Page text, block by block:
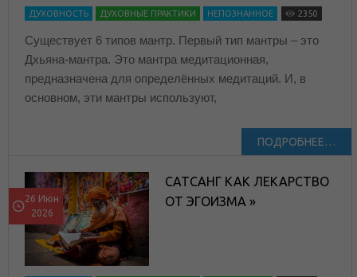
ДУХОВНОСТЬ ДУХОВНЫЕ ПРАКТИКИ НЕПОЗНАННОЕ 2350
Существует 6 типов мантр. Первый тип мантры – это
Дхьяна-мантра. Это мантра медитационная,
предназначена для определённых медитаций. И, в
основном, эти мантры используют,
ПОДРОБНЕЕ…
26 Июн
2026
САТСАНГ КАК ЛЕКАРСТВО
ОТ ЭГОИЗМА »